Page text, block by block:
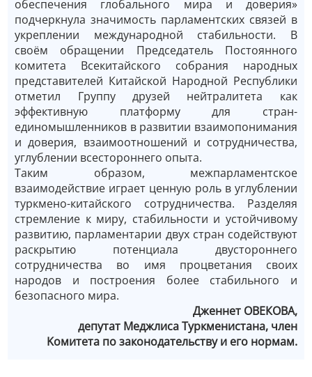
обеспечения глобального мира и доверия»
подчеркнула значимость парламентских связей в
укреплении международной стабильности. В
своём обращении Председатель Постоянного
комитета Всекитайского собрания народных
представителей Китайской Народной Республики
отметил Группу друзей нейтралитета как
эффективную платформу для стран-
единомышленников в развитии взаимопонимания
и доверия, взаимоотношений и сотрудничества,
углублении всестороннего опыта.
Таким образом, межпарламентское
взаимодействие играет ценную роль в углублении
туркмено-китайского сотрудничества. Разделяя
стремление к миру, стабильности и устойчивому
развитию, парламентарии двух стран содействуют
раскрытию потенциала двустороннего
сотрудничества во имя процветания своих
народов и построения более стабильного и
безопасного мира.
Дженнет ОВЕКОВА,
депутат Mеджлиса Tуркменистана, член
Kомитета по законодательству и его нормам.